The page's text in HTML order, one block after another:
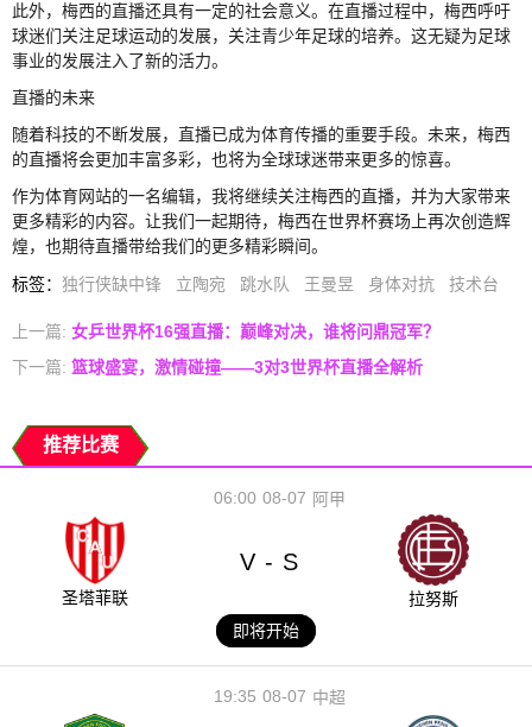
此外，梅西的直播还具有一定的社会意义。在直播过程中，梅西呼吁
球迷们关注足球运动的发展，关注青少年足球的培养。这无疑为足球
事业的发展注入了新的活力。
直播的未来
随着科技的不断发展，直播已成为体育传播的重要手段。未来，梅西
的直播将会更加丰富多彩，也将为全球球迷带来更多的惊喜。
作为体育网站的一名编辑，我将继续关注梅西的直播，并为大家带来
更多精彩的内容。让我们一起期待，梅西在世界杯赛场上再次创造辉
煌，也期待直播带给我们的更多精彩瞬间。
标签： 独行侠缺中锋 立陶宛 跳水队 王曼昱 身体对抗 技术台
上一篇: 女乒世界杯16强直播：巅峰对决，谁将问鼎冠军？
下一篇: 篮球盛宴，激情碰撞——3对3世界杯直播全解析
推荐比赛
08-07
06:00 阿甲
圣塔菲联
V - S
拉努斯
即将开始
08-07
19:35 中超